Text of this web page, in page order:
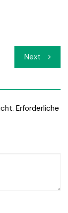
Next
Erforderliche